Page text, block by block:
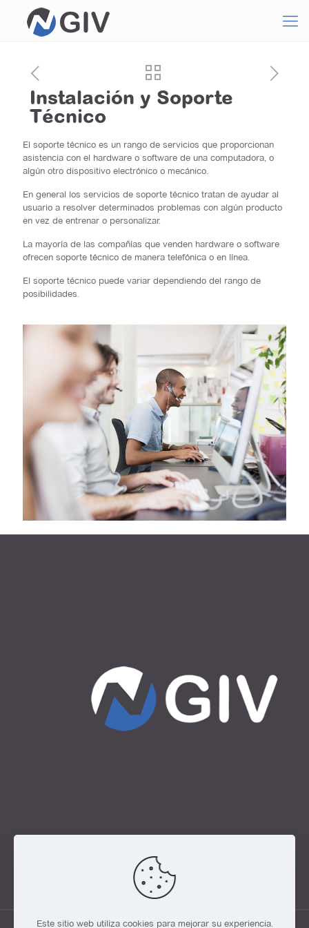
Instalación y Soporte
Técnico
El soporte técnico es un rango de servicios que proporcionan
asistencia con el hardware o software de una computadora, o
algún otro dispositivo electrónico o mecánico.
En general los servicios de soporte técnico tratan de ayudar al
usuario a resolver determinados problemas con algún producto
en vez de entrenar o personalizar.
La mayoría de las compañías que venden hardware o software
ofrecen soporte técnico de manera telefónica o en línea.
El soporte técnico puede variar dependiendo del rango de
posibilidades.
Este sitio web utiliza cookies para mejorar su experiencia.